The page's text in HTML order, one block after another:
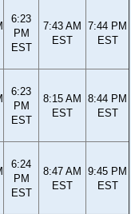
6:23
PM
EST
7:43 AM
EST
7:44 PM
EST
6:23
PM
EST
8:15 AM
EST
8:44 PM
EST
6:24
PM
EST
8:47 AM
EST
9:45 PM
EST